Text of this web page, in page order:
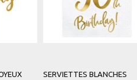
SERVIETTES BLANCHES